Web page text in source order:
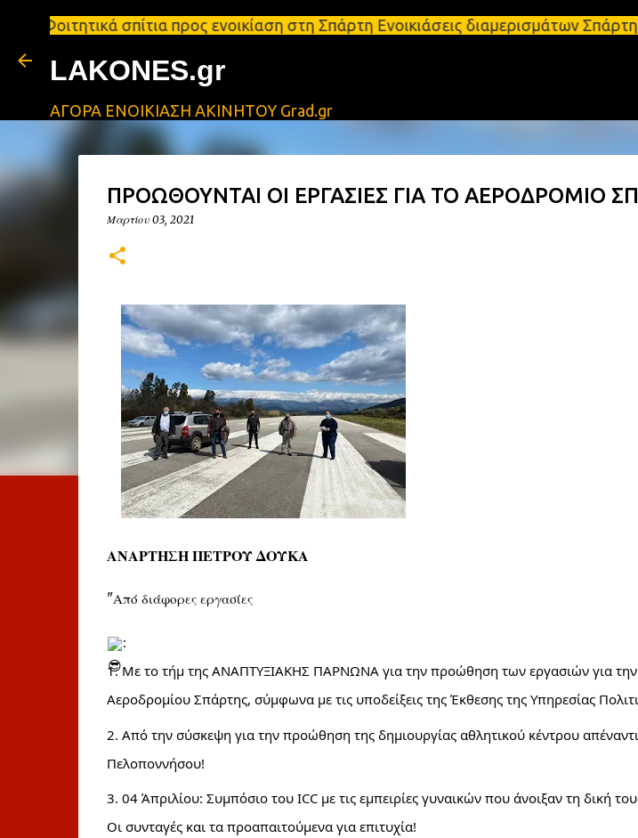
Μετάβαση στο κύριο
σπίτια προς ενοικίαση στη Σπάρτη Ενοικιάσεις διαμερισμάτων Σπάρτη και
LAKONES.gr
ΑΓΟΡΑ ΕΝΟΙΚΙΑΣΗ ΑΚΙΝΗΤΟΥ Grad.gr
ΠΡΟΩΘΟΥΝΤΑΙ ΟΙ ΕΡΓΑΣΙΕΣ ΓΙΑ ΤΟ ΑΕΡΟΔΡΟΜΙΟ
Μαρτίου 03, 2021
ΑΝΑΡΤΗΣΗ ΠΕΤΡΟΥ ΔΟΥΚΑ
"Από διάφορες εργασίες
:
1. Με το τήμ της ΑΝΑΠΤΥΞΙΑΚΗΣ ΠΑΡΝΩΝΑ για την προώθηση των εργασιών για την
Αεροδρομίου Σπάρτης, σύμφωνα με τις υποδείξεις της Έκθεσης της Υπηρεσίας
2. Από την σύσκεψη για την προώθηση της δημιουργίας αθλητικού κέντρου
Πελοποννήσου!
3. 04 Άπριλίου: Συμπόσιο του ICC με τις εμπειρίες γυναικών που άνοιξαν τη δική
Οι συνταγές και τα προαπαιτούμενα για επιτυχία!